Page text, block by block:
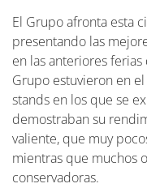
El Grupo afronta esta
presentando las
en las anteriores
Grupo estuvieron en
stands en los que se
demostraban su
valiente, que muy
mientras que muchos
conservadoras.